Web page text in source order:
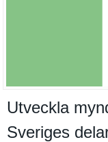
Utveckla
Sveriges